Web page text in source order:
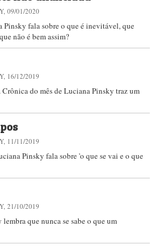
09/01/2020
Pinsky fala sobre o que é inevitável, que
não é bem assim?
16/12/2019
do mês de Luciana Pinsky traz um
11/11/2019
Pinsky fala sobre 'o que se vai e o que
21/10/2019
que nunca se sabe o que um